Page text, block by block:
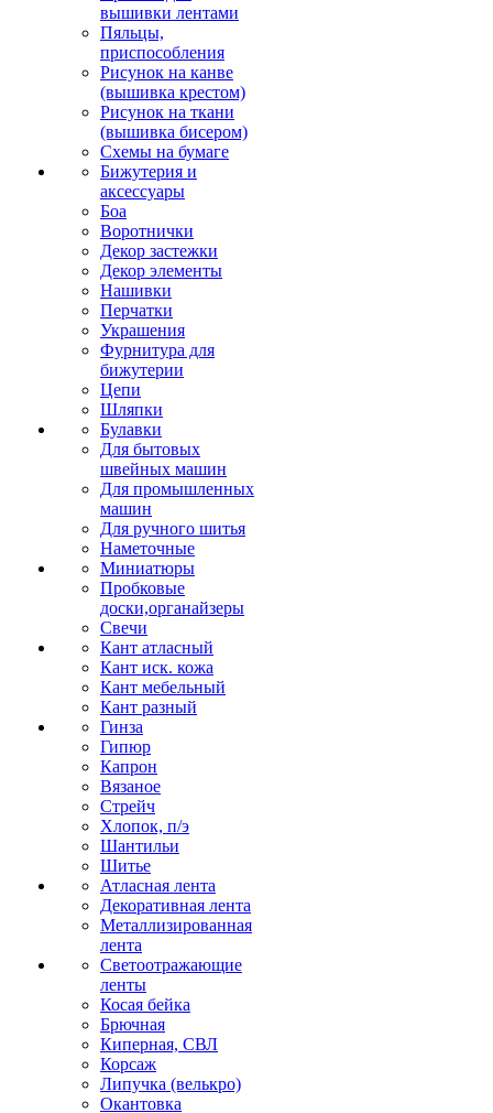
вышивки лентами
Пяльцы,
приспособления
Рисунок на канве
(вышивка крестом)
Рисунок на ткани
(вышивка бисером)
Схемы на бумаге
Бижутерия и
аксессуары
Боа
Воротнички
Декор застежки
Декор элементы
Нашивки
Перчатки
Украшения
Фурнитура для
бижутерии
Цепи
Шляпки
Булавки
Для бытовых
швейных машин
Для промышленных
машин
Для ручного шитья
Наметочные
Миниатюры
Пробковые
доски,органайзеры
Свечи
Кант атласный
Кант иск. кожа
Кант мебельный
Кант разный
Гинза
Гипюр
Капрон
Вязаное
Стрейч
Хлопок, п/э
Шантильи
Шитье
Атласная лента
Декоративная лента
Металлизированная
лента
Светоотражающие
ленты
Косая бейка
Брючная
Киперная, СВЛ
Корсаж
Липучка (велькро)
Окантовка